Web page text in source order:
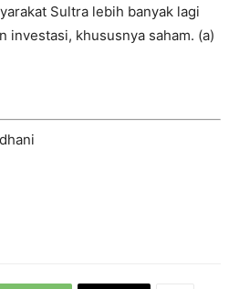
Sultra lebih banyak lagi
investasi, khususnya saham. (a)